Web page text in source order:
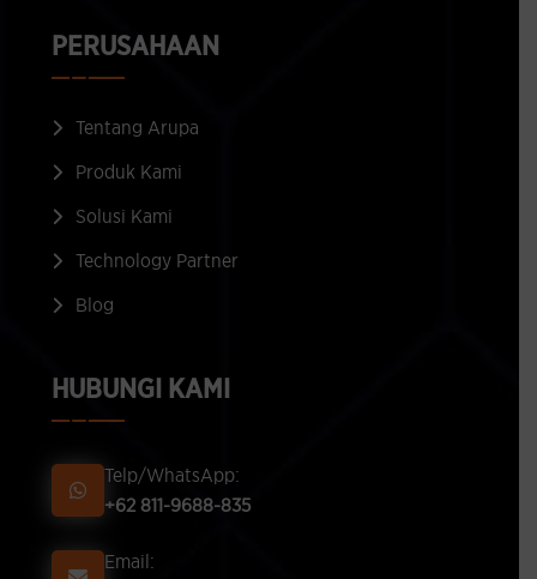
PERUSAHAAN
Tentang Arupa
Produk Kami
Solusi Kami
Technology Partner
Blog
HUBUNGI KAMI
Telp/WhatsApp:
+62 811-9688-835
Email: